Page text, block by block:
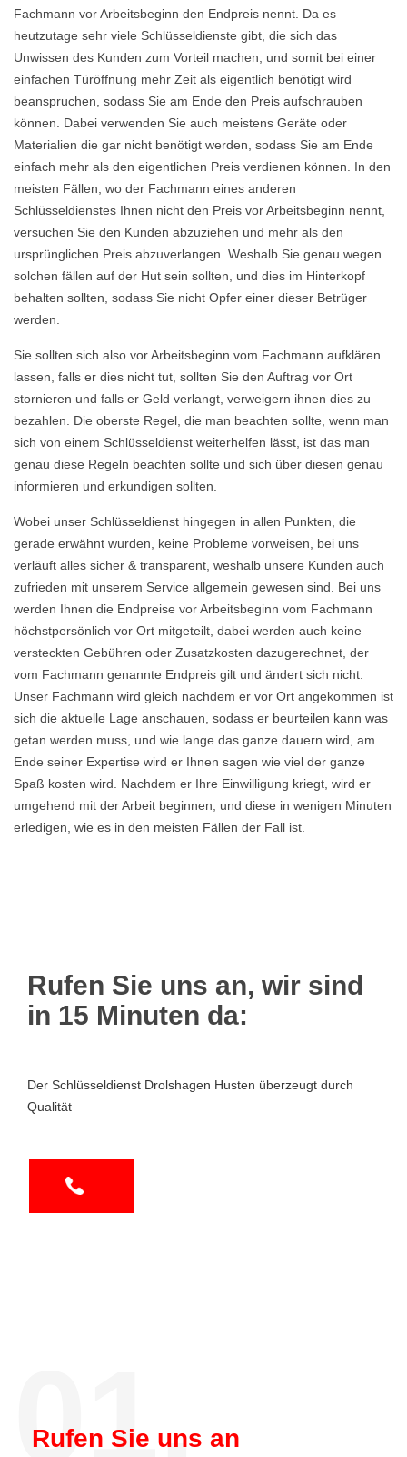
Fachmann vor Arbeitsbeginn den Endpreis nennt. Da es
heutzutage sehr viele Schlüsseldienste gibt, die sich das
Unwissen des Kunden zum Vorteil machen, und somit bei einer
einfachen Türöffnung mehr Zeit als eigentlich benötigt wird
beanspruchen, sodass Sie am Ende den Preis aufschrauben
können. Dabei verwenden Sie auch meistens Geräte oder
Materialien die gar nicht benötigt werden, sodass Sie am Ende
einfach mehr als den eigentlichen Preis verdienen können. In den
meisten Fällen, wo der Fachmann eines anderen
Schlüsseldienstes Ihnen nicht den Preis vor Arbeitsbeginn nennt,
versuchen Sie den Kunden abzuziehen und mehr als den
ursprünglichen Preis abzuverlangen. Weshalb Sie genau wegen
solchen fällen auf der Hut sein sollten, und dies im Hinterkopf
behalten sollten, sodass Sie nicht Opfer einer dieser Betrüger
werden.
Sie sollten sich also vor Arbeitsbeginn vom Fachmann aufklären
lassen, falls er dies nicht tut, sollten Sie den Auftrag vor Ort
stornieren und falls er Geld verlangt, verweigern ihnen dies zu
bezahlen. Die oberste Regel, die man beachten sollte, wenn man
sich von einem Schlüsseldienst weiterhelfen lässt, ist das man
genau diese Regeln beachten sollte und sich über diesen genau
informieren und erkundigen sollten.
Wobei unser Schlüsseldienst hingegen in allen Punkten, die
gerade erwähnt wurden, keine Probleme vorweisen, bei uns
verläuft alles sicher & transparent, weshalb unsere Kunden auch
zufrieden mit unserem Service allgemein gewesen sind. Bei uns
werden Ihnen die Endpreise vor Arbeitsbeginn vom Fachmann
höchstpersönlich vor Ort mitgeteilt, dabei werden auch keine
versteckten Gebühren oder Zusatzkosten dazugerechnet, der
vom Fachmann genannte Endpreis gilt und ändert sich nicht.
Unser Fachmann wird gleich nachdem er vor Ort angekommen ist
sich die aktuelle Lage anschauen, sodass er beurteilen kann was
getan werden muss, und wie lange das ganze dauern wird, am
Ende seiner Expertise wird er Ihnen sagen wie viel der ganze
Spaß kosten wird. Nachdem er Ihre Einwilligung kriegt, wird er
umgehend mit der Arbeit beginnen, und diese in wenigen Minuten
erledigen, wie es in den meisten Fällen der Fall ist.
Rufen Sie uns an, wir sind
in 15 Minuten da:
Der Schlüsseldienst Drolshagen Husten überzeugt durch
Qualität
01.
Rufen Sie uns an